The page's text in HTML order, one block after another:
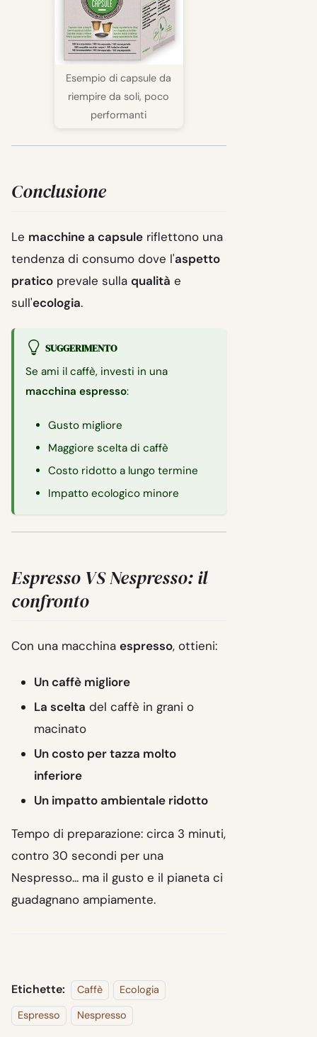
Esempio di capsule da
riempire da soli, poco
performanti
Conclusione
Le macchine a capsule riflettono una
tendenza di consumo dove l'aspetto
pratico prevale sulla qualità e
sull'ecologia.
SUGGERIMENTO
Se ami il caffè, investi in una
macchina espresso:
Gusto migliore
Maggiore scelta di caffè
Costo ridotto a lungo termine
Impatto ecologico minore
Espresso VS Nespresso: il
confronto
Con una macchina espresso, ottieni:
Un caffè migliore
La scelta del caffè in grani o
macinato
Un costo per tazza molto
inferiore
Un impatto ambientale ridotto
Tempo di preparazione: circa 3 minuti,
contro 30 secondi per una
Nespresso... ma il gusto e il pianeta ci
guadagnano ampiamente.
Etichette: Caffè
Ecologia
Espresso
Nespresso